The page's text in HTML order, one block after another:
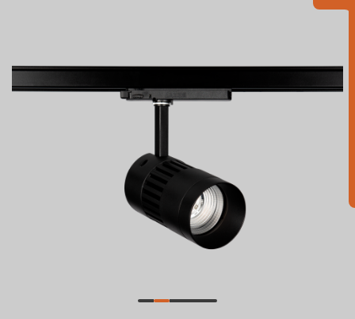
BOYA OUT Shapes
Melhores Projetos